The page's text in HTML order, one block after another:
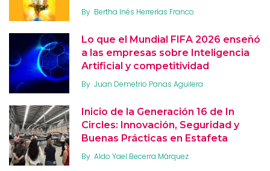
By Bertha Inés Herrerías Franco
Lo que el Mundial FIFA 2026 enseñó
a las empresas sobre Inteligencia
Artificial y competitividad
By Juan Demetrio Panas Aguilera
Inicio de la Generación 16 de In
Circles: Innovación, Seguridad y
Buenas Prácticas en Estafeta
By Aldo Yael Becerra Márquez